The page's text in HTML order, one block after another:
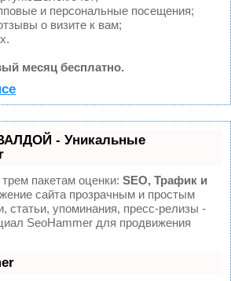
и персональные посещения;
о визите к вам;
месяц бесплатно.
- Уникальные
пакетам оценки: SEO, Трафик и
сайта прозрачным и простым
статьи, упоминания, пресс-релизы -
SeoHammer для продвижения